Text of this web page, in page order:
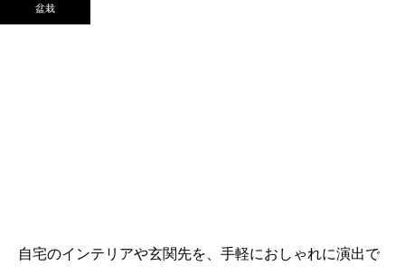
盆栽
自宅のインテリアや玄関先を、手軽におしゃれに演出で